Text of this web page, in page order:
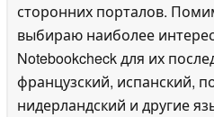
сторонних порталов.
выбираю наиболее
Notebookcheck для их
французский, испанский,
нидерландский и другие